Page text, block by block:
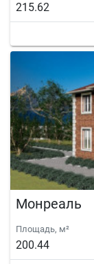
215.62
Монреаль
Площадь, м²
200.44